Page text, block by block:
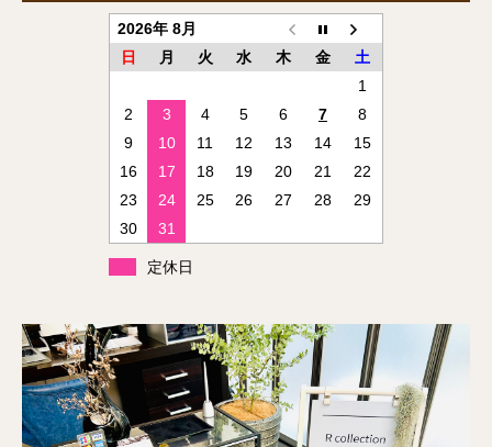
2026年 8月
日
月 火 水 木 金
土
1
2
3 4 5 6 7
8
9
10 11 12 13 14
15
16
17 18 19 20 21
22
23
24 25 26 27 28
29
30
31
定休日